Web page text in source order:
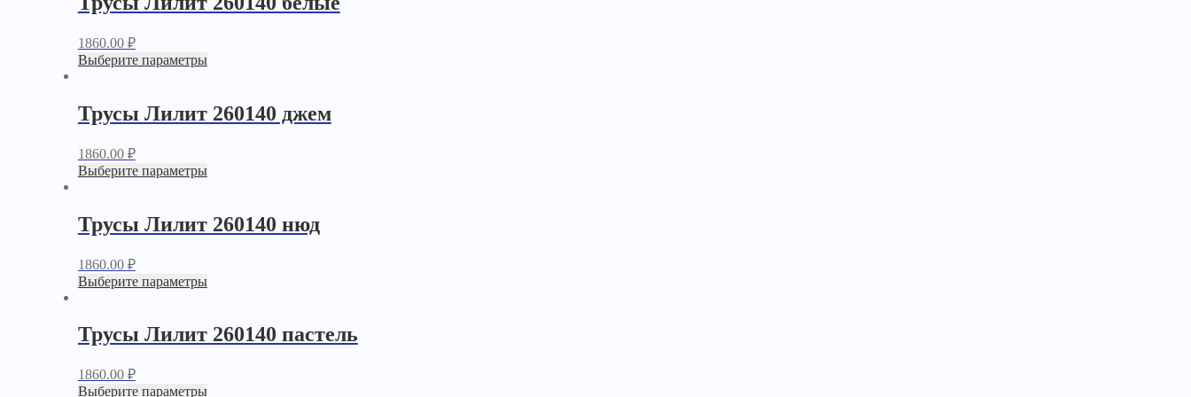
1860.00 ₽
Выберите параметры
Трусы Лилит 260140 джем
1860.00 ₽
Выберите параметры
Трусы Лилит 260140 нюд
1860.00 ₽
Выберите параметры
Трусы Лилит 260140 пастель
1860.00 ₽
Выберите параметры